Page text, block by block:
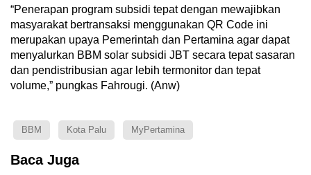
“Penerapan program subsidi tepat dengan mewajibkan
masyarakat bertransaksi menggunakan QR Code ini
merupakan upaya Pemerintah dan Pertamina agar dapat
menyalurkan BBM solar subsidi JBT secara tepat sasaran
dan pendistribusian agar lebih termonitor dan tepat
volume,” pungkas Fahrougi. (Anw)
BBM Kota Palu MyPertamina
Baca Juga